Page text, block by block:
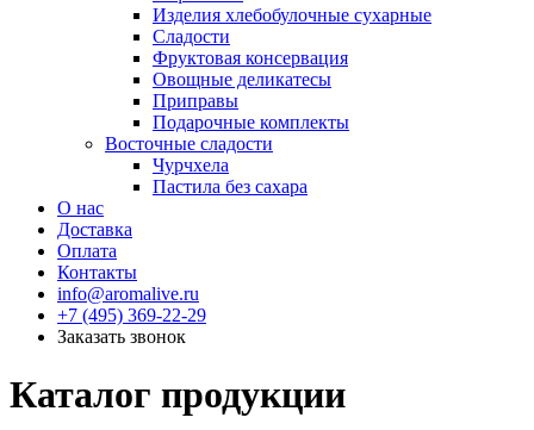
Изделия хлебобулочные сухарные
Сладости
Фруктовая консервация
Овощные деликатесы
Приправы
Подарочные комплекты
Восточные сладости
Чурчхела
Пастила без сахара
О нас
Доставка
Оплата
Контакты
info@aromalive.ru
+7 (495) 369-22-29
Заказать звонок
Каталог продукции